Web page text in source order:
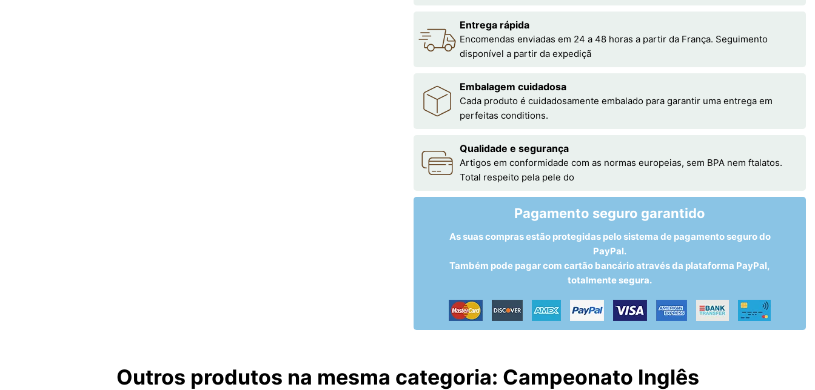
Entrega rápida
Encomendas enviadas em 24 a 48 horas a partir da França. Seguimento
disponível a partir da expediçã
Embalagem cuidadosa
Cada produto é cuidadosamente embalado para garantir uma entrega em
perfeitas conditions.
Qualidade e segurança
Artigos em conformidade com as normas europeias, sem BPA nem ftalatos.
Total respeito pela pele do
Pagamento seguro garantido
As suas compras estão protegidas pelo sistema de pagamento seguro do
PayPal.
Também pode pagar com cartão bancário através da plataforma PayPal,
totalmente segura.
Outros produtos na mesma categoria: Campeonato Inglês